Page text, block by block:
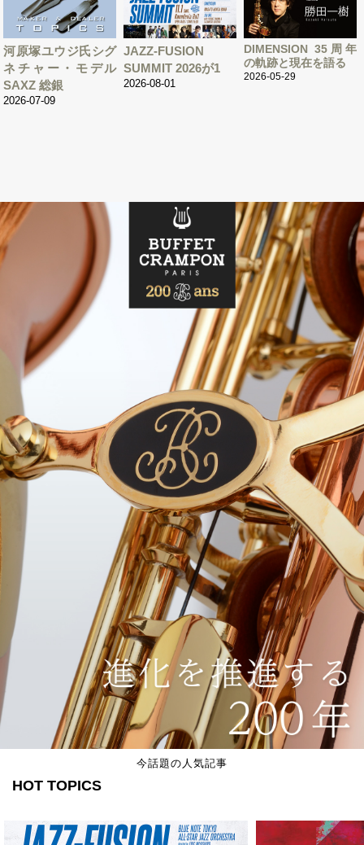
河原塚ユウジ氏シグ
ネチャー・モデル
SAXZ 総銀
2026-07-09
JAZZ-FUSION
SUMMIT 2026が1
2026-08-01
DIMENSION 35周年
の軌跡と現在を語る
2026-05-29
今話題の人気記事
HOT TOPICS